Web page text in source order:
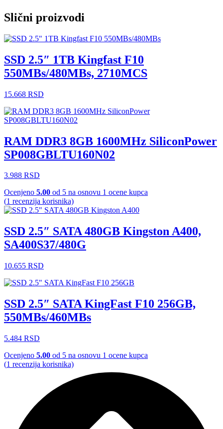
Slični proizvodi
SSD 2.5″ 1TB Kingfast F10
550MBs/480MBs, 2710MCS
15.668 RSD
RAM DDR3 8GB 1600MHz SiliconPower
SP008GBLTU160N02
3.988 RSD
Ocenjeno 5.00 od 5 na osnovu 1 ocene kupca
(1 recenzija korisnika)
SSD 2.5″ SATA 480GB Kingston A400,
SA400S37/480G
10.655 RSD
SSD 2.5″ SATA KingFast F10 256GB,
550MBs/460MBs
5.484 RSD
Ocenjeno 5.00 od 5 na osnovu 1 ocene kupca
(1 recenzija korisnika)